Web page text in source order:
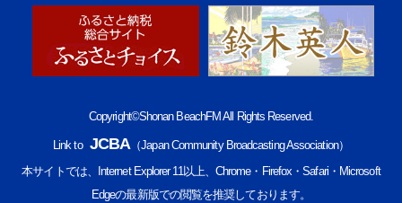
Copyright©Shonan BeachFM All Rights Reserved.
Link to JCBA（Japan Community Broadcasting Association）
本サイトでは、Internet Explorer 11以上、Chrome・Firefox・Safari・Microsoft
Edgeの最新版での閲覧を推奨しております。